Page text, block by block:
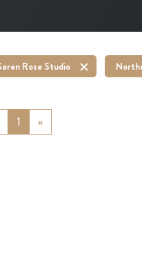
Rose Studio
Previous
1 »